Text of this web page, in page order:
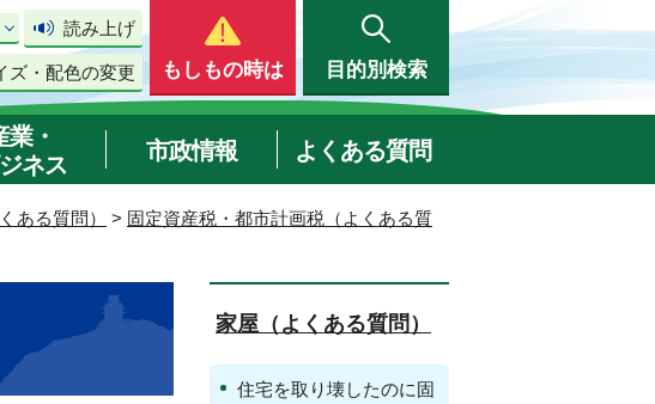
読み上げ
ズ・配色の変更 もしもの時は 目的別検索
業・
ネス
市政情報 よくある質問
ある質問） > 固定資産税・都市計画税（よくある質
家屋（よくある質問）
住宅を取り壊したのに固